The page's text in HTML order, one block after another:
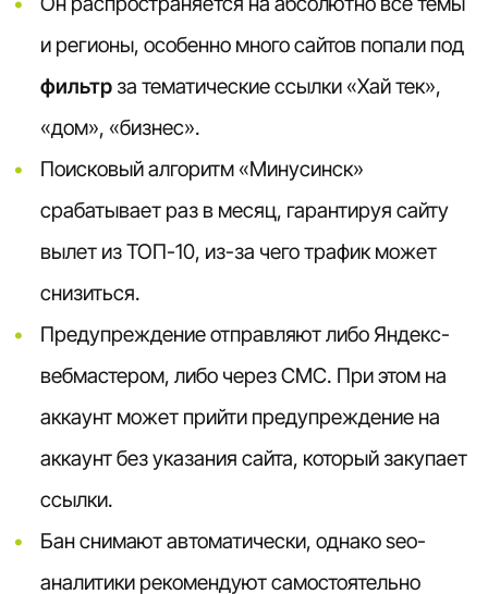
и регионы, особенно много сайтов попали под
фильтрза тематические ссылки «Хай тек»,
«дом», «бизнес».
Поисковый алгоритм «Минусинск»
срабатывает раз в месяц, гарантируя сайту
вылет из ТОП-10, из-за чего трафик может
снизиться.
Предупреждение отправляют либо Яндекс-
вебмастером, либо через СМС. При этом на
аккаунт может прийти предупреждение на
аккаунт без указания сайта, который закупает
ссылки.
Бан снимают автоматически, однако seo-
аналитики рекомендуют самостоятельно